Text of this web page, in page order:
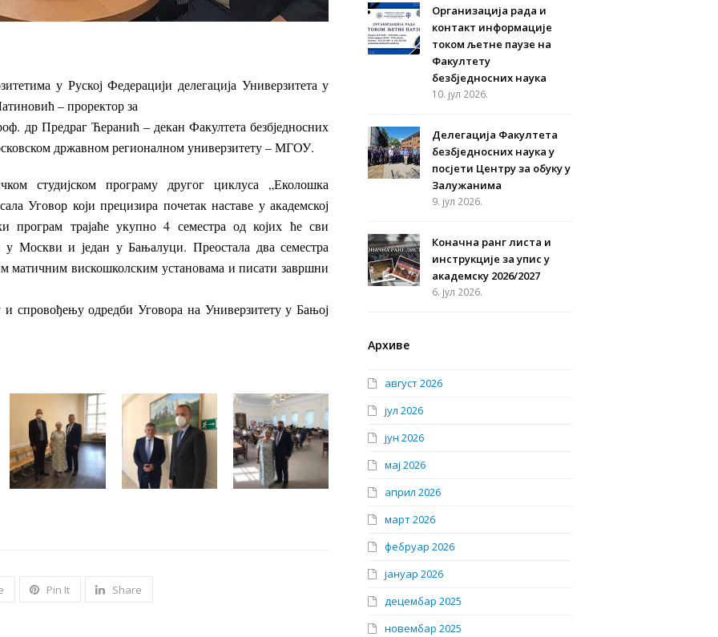
у Руској Федерацији делегација Универзитета у
– проректор за
др Предраг Ћеранић – декан Факултета безбједносних
државном регионалном универзитету – МГОУ.
студијском програму другог циклуса „Еколошка
Уговор који прецизира почетак наставе у академској
програм трајаће укупно 4 семестра од којих ће сви
у Москви и један у Бањалуци. Преостала два семестра
матичним вискошколским установама и писати завршни
спровођењу одредби Уговора на Универзитету у Бањој
Pin It Share
Организација рада и
контакт информације
током љетне паузе на
Факултету
безбједносних наука
10. јул 2026.
Делегација Факултета
безбједносних наука у
посјети Центру за обуку у
Залужанима
9. јул 2026.
Коначна ранг листа и
инструкције за упис у
академску 2026/2027
6. јул 2026.
Архиве
август 2026
јул 2026
јун 2026
мај 2026
април 2026
март 2026
фебруар 2026
јануар 2026
децембар 2025
новембар 2025